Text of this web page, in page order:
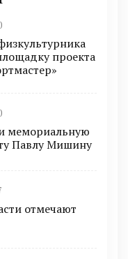
проекта
мемориальную
Павлу Мишину
отмечают